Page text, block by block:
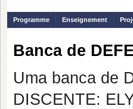
Programme Enseignement
Banca de
Uma banca de
DISCENTE: